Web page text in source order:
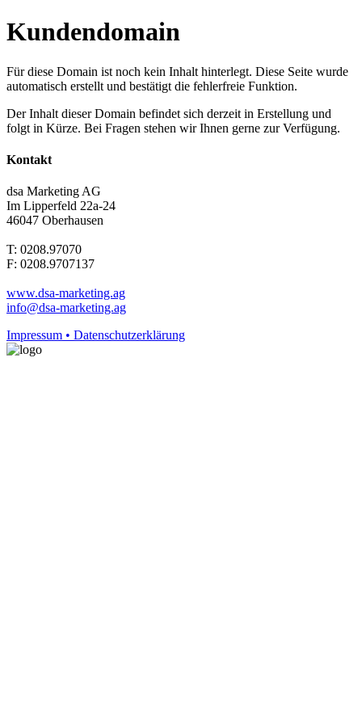
Kundendomain
Für diese Domain ist noch kein Inhalt hinterlegt. Diese Seite wurde
automatisch erstellt und bestätigt die fehlerfreie Funktion.
Der Inhalt dieser Domain befindet sich derzeit in Erstellung und
folgt in Kürze. Bei Fragen stehen wir Ihnen gerne zur Verfügung.
Kontakt
dsa Marketing AG
Im Lipperfeld 22a-24
46047 Oberhausen
T: 0208.97070
F: 0208.9707137
www.dsa-marketing.ag
info@dsa-marketing.ag
Impressum • Datenschutzerklärung